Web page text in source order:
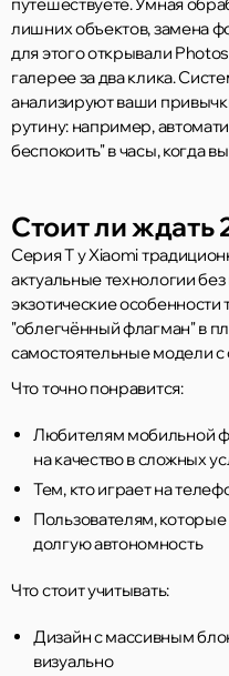
лишних объектов, замена
для этого открывали
галерее за два клика.
анализируют ваши
рутину: например,
беспокоить" в часы, когда
Стоит ли ждать
Серия T у Xiaomi
актуальные технологии
экзотические
"облегчённый флагман" в
самостоятельные модели
Что точно понравится:
Любителям мобильной
на качество в сложных
Тем, кто играет на
Пользователям,
долгую автономность
Что стоит учитывать:
Дизайн с массивным
визуально